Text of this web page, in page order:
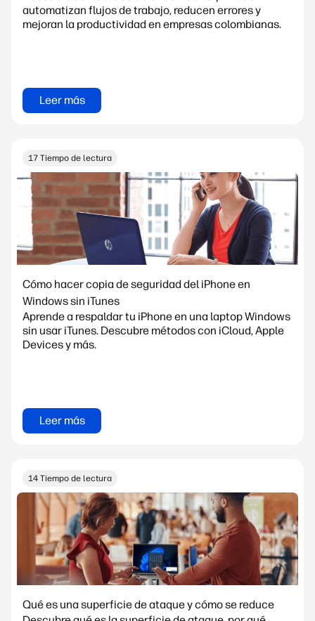
automatizan flujos de trabajo, reducen errores y
mejoran la productividad en empresas colombianas.
Leer más
17 Tiempo de lectura
Cómo hacer copia de seguridad del iPhone en
Windows sin iTunes
Aprende a respaldar tu iPhone en una laptop Windows
sin usar iTunes. Descubre métodos con iCloud, Apple
Devices y más.
Leer más
14 Tiempo de lectura
Qué es una superficie de ataque y cómo se reduce